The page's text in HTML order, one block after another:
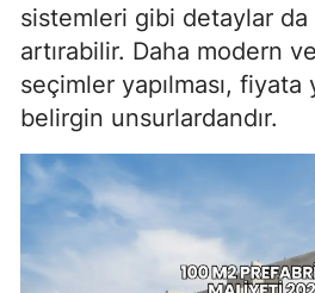
sistemleri gibi detaylar
artırabilir. Daha modern
seçimler yapılması, fiyata
belirgin unsurlardandır.